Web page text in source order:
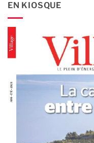
EN KIOSQUE